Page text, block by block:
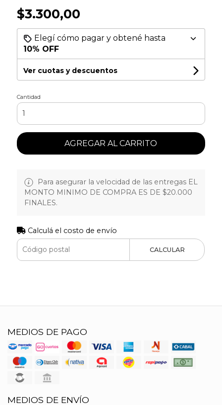
$3.300,00
Elegí cómo pagar y obtené hasta
10% OFF
Ver cuotas y descuentos
Cantidad
AGREGAR AL CARRITO
Para asegurar la velocidad de las entregas EL
MONTO MINIMO DE COMPRA ES DE $20.000
FINALES.
Calculá el costo de envío
CALCULAR
MEDIOS DE PAGO
MEDIOS DE ENVÍO